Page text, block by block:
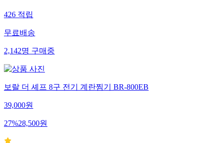
426적립
무료배송
2,142명구매중
보랄 더 셰프 8구 전기 계란찜기 BR-800EB
39,000원
27%28,500원